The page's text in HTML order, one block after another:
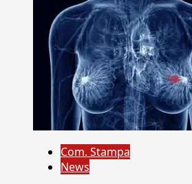
Com. Stampa
News